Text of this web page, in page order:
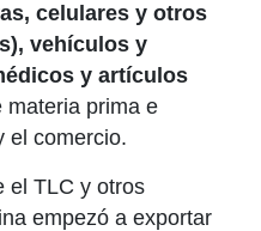
celulares y otros
vehículos y
y artículos
materia prima e
el comercio.
el TLC y otros
empezó a exportar